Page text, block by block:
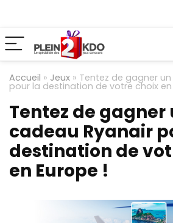
Accueil » Jeux » Tentez de gagner
pour la destination de votre choix en
Tentez de gagner
cadeau Ryanair
destination de
en Europe !